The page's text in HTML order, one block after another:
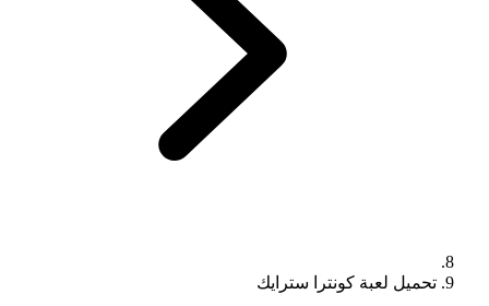
تحميل لعبة كونترا سترايك